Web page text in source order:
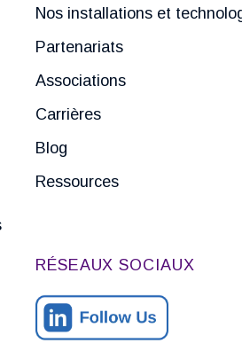
Nos installations et
Partenariats
Associations
Carrières
Blog
Ressources
RÉSEAUX SOCIAUX